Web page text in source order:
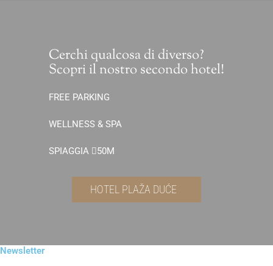
Cerchi qualcosa di diverso?
Scopri il nostro secondo hotel!
FREE PARKING
WELLNESS & SPA
SPIAGGIA 50M
HOTEL PLAŽA DUĆE
Newsletter